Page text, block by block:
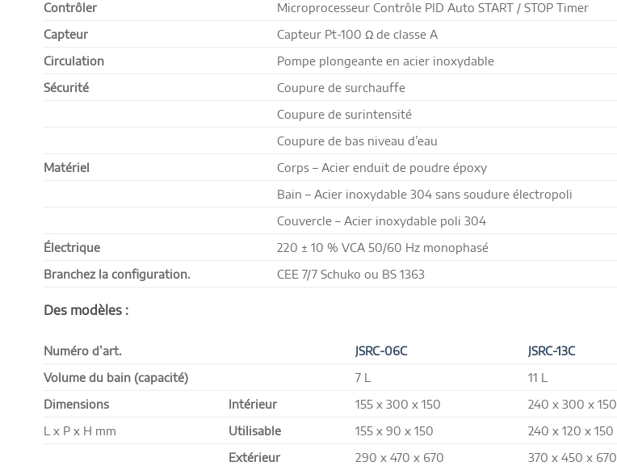
Contrôler
Microprocesseur Contrôle PID Auto START / STOP Timer
Capteur
Capteur Pt-100 Ω de classe A
Circulation
Pompe plongeante en acier inoxydable
Sécurité
Coupure de surchauffe
Coupure de surintensité
Coupure de bas niveau d’eau
Matériel
Corps – Acier enduit de poudre époxy
Bain – Acier inoxydable 304 sans soudure électropoli
Couvercle – Acier inoxydable poli 304
Électrique
220 ± 10 % VCA 50/60 Hz monophasé
Branchez la configuration.
CEE 7/7 Schuko ou BS 1363
Des modèles :
Numéro d’art. JSRC-06C JSRC-13C
Volume du bain (capacité)
7 L 11 L
Dimensions
Intérieur 155 x 300 x 150 240 x 300 x 150
L x P x H mm
Utilisable 155 x 90 x 150 240 x 120 x 150
Extérieur
290 x 470 x 670 370 x 450 x 670